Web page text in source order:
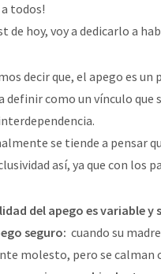
a todos!
de hoy, voy a dedicarlo a
decir que, el apego es
definir como un vínculo que
se tiende a pensar
así, ya que con los
del apego es variable y
seguro: cuando su
molesto, pero se calman